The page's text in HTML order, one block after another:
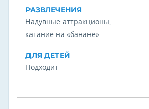
РАЗВЛЕЧЕНИЯ
Надувные аттракционы,
катание на «банане»
ДЛЯ ДЕТЕЙ
Подходит